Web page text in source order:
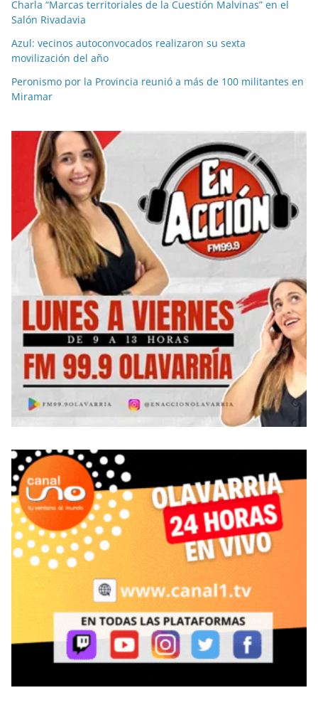
Charla “Marcas territoriales de la Cuestión Malvinas” en el
Salón Rivadavia
Azul: vecinos autoconvocados realizaron su sexta
movilización del año
Peronismo por la Provincia reunió a más de 100 militantes en
Miramar